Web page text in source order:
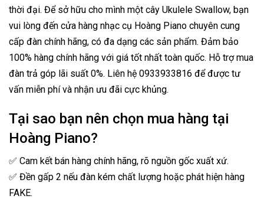
thời đại. Để sở hữu cho mình một cây Ukulele Swallow, bạn
vui lòng đến cửa hàng nhạc cụ Hoàng Piano chuyên cung
cấp đàn chính hãng, có đa dạng các sản phẩm. Đảm bảo
100% hàng chính hãng với giá tốt nhất toàn quốc. Hỗ trợ mua
đàn trả góp lãi suất 0%. Liên hệ 0933933816 để được tư
vấn miễn phí và nhận ưu đãi cực khủng.
Tại sao bạn nên chọn mua hàng tại
Hoàng Piano?
✅ Cam kết bán hàng chính hãng, rõ nguồn gốc xuất xứ.
✅ Đền gấp 2 nếu đàn kém chất lượng hoặc phát hiện hàng
FAKE.